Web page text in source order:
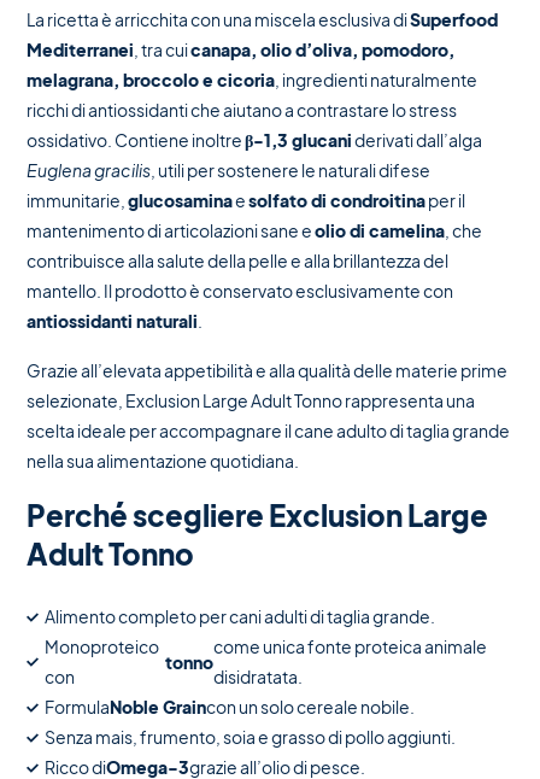
La ricetta è arricchita con una miscela esclusiva diSuperfood
Mediterranei , tra cuicanapa, olio d’oliva, pomodoro,
melagrana, broccolo e cicoria , ingredienti naturalmente
ricchi di antiossidanti che aiutano a contrastare lo stress
ossidativo. Contiene inoltreβ-1,3 glucaniderivati dall’alga
Euglena gracilis , utili per sostenere le naturali difese
immunitarie,glucosaminaesolfato di condroitinaper il
mantenimento di articolazioni sane eolio di camelina , che
contribuisce alla salute della pelle e alla brillantezza del
mantello. Il prodotto è conservato esclusivamente con
antiossidanti naturali
Grazie all’elevata appetibilità e alla qualità delle materie prime
selezionate, Exclusion Large Adult Tonno rappresenta una
scelta ideale per accompagnare il cane adulto di taglia grande
nella sua alimentazione quotidiana.
Perché scegliere Exclusion Large
Adult Tonno
Alimento completo per cani adulti di taglia grande.
Monoproteico
con
tonno
come unica fonte proteica animale
disidratata.
FormulaNoble Graincon un solo cereale nobile.
Senza mais, frumento, soia e grasso di pollo aggiunti.
Ricco diOmega-3grazie all’olio di pesce.